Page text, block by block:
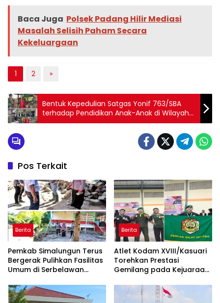
Baca Juga Polsek Padang Hilir Mediasi
Masalah Selisih Paham Secara
Kekeluargaan
1 2 »
Bentuk Kepedulian Satgas Yonif 763/SBA
terhadap Pendidikan Anak-Anak di Wilayah
Perbatasan
Pos Terkait
Berita
Pemkab Simalungun Terus
Bergerak Pulihkan Fasilitas
Umum di Serbelawan
Berita
Atlet Kodam XVIII/Kasuari
Torehkan Prestasi
Gemilang pada Kejuaraan
Gubernur Papua Barat
Daya 2026